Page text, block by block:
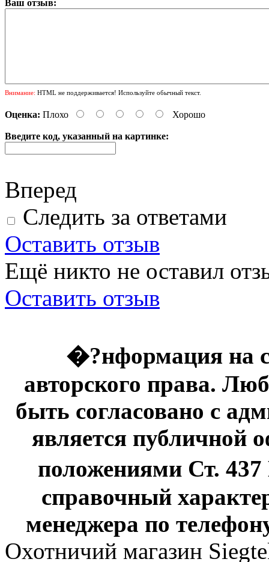
Ваш отзыв:
Внимание: HTML не поддерживается! Используйте обычный текст.
Оценка: Плохо Хорошо
Введите код, указанный на картинке:
Вперед
Следить за ответами
Оставить отзыв
Ещё никто не оставил
Оставить отзыв
�?нформация на
авторского права.
быть согласовано с
является публичной
положениями Ст.
справочный
менеджера по
Охотничий магазин